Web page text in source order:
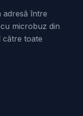
între
microbuz din
către toate